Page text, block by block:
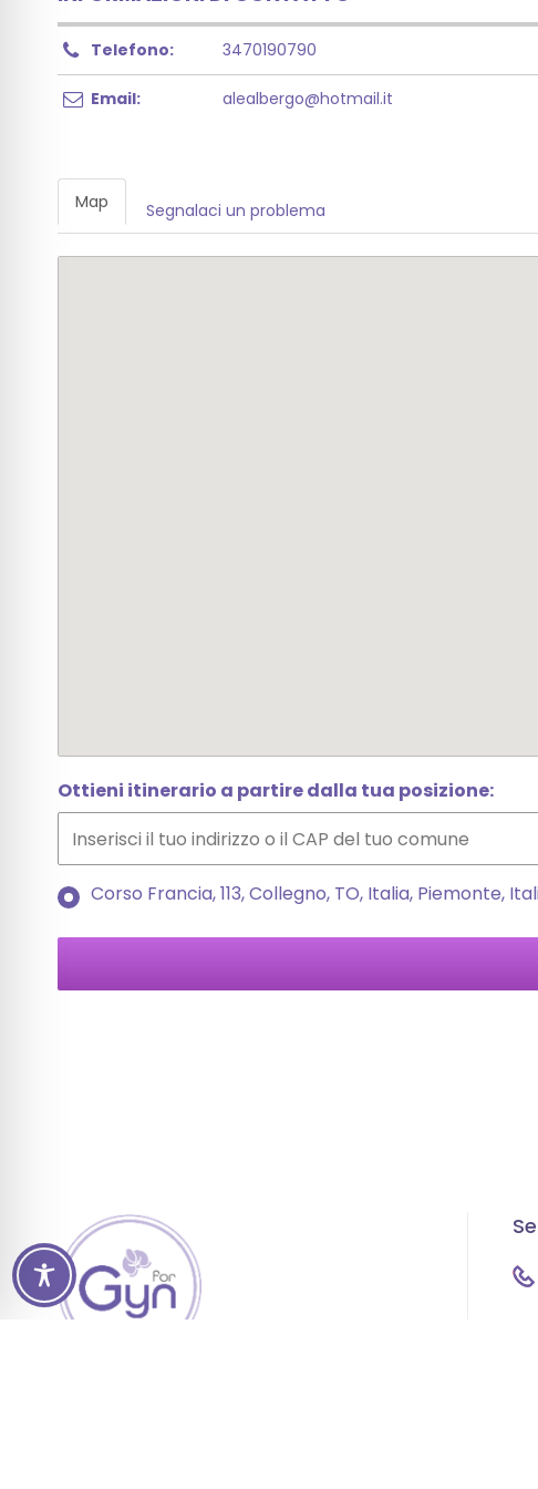
Telefono: 3470190790
Email: alealbergo@hotmail.it
Map Segnalaci un problema
Ottieni itinerario a partire dalla tua posizione:
Corso Francia, 113, Collegno, TO, Italia, Piemonte,